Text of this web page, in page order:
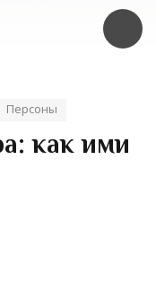
Персоны
как ими